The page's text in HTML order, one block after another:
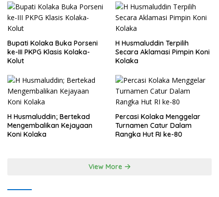
Bupati Kolaka Buka Porseni
ke-III PKPG Klasis Kolaka-
Kolut
H Husmaluddin Terpilih
Secara Aklamasi Pimpin Koni
Kolaka
H Husmaluddin; Bertekad
Mengembalikan Kejayaan
Koni Kolaka
Percasi Kolaka Menggelar
Turnamen Catur Dalam
Rangka Hut RI ke-80
View More